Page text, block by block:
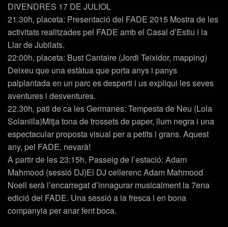
DIVENDRES 17 DE JULIOL
21.30h, placeta: Presentació del FADE 2015 Mostra de les
activitats realitzades pel FADE amb el Casal d’Estiu i la
Llar de Jubilats.
22:00h, placeta: Bust Cantaire (Jordi Teixidor, mapping)
Deixeu que una estàtua que porta anys i panys
palplantada en un parc es desperti i us expliqui les seves
aventures i desventures.
22.30h, pati de ca les Germanes: Tempesta de Neu (Lola
Solanilla)Mitja tona de trossets de paper, llum negra i una
espectacular proposta visual per a petits i grans. Aquest
any, pel FADE, nevarà!
A partir de les 23:15h, Passeig de l’estació: Adam
Mahmood (sessió DJ)El DJ cellerenc Adam Mahmood
Noell serà l’encarregat d’innagurar musicalment la 7ena
edició del FADE. Una sessió a la fresca i en bona
companyia per anar fent boca.